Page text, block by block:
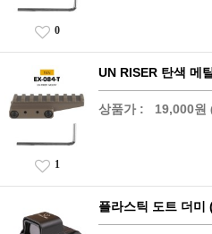
0
UN RISER 탄색 메
상품가 : 19,000원
1
플라스틱 도트 더미